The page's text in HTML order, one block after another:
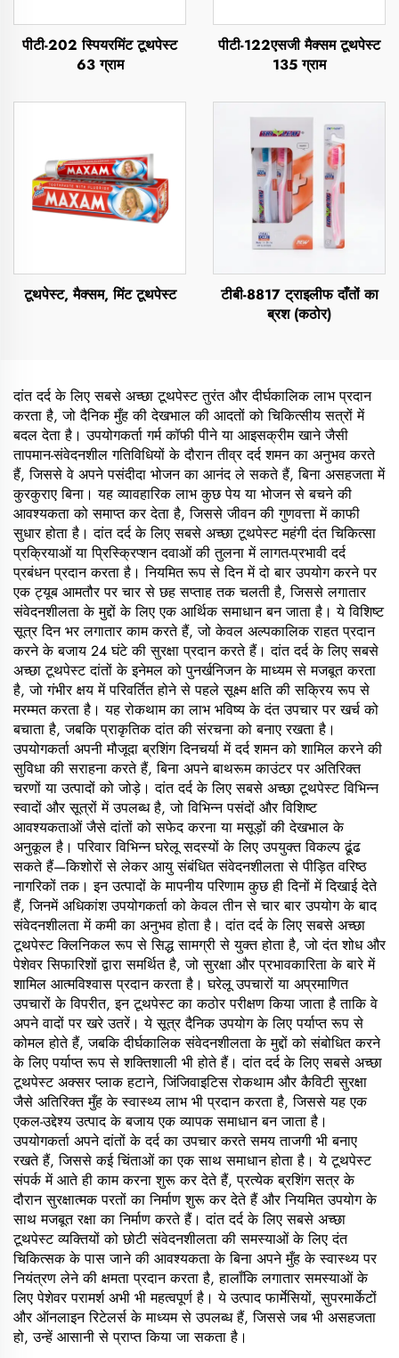
पीटी-202 स्पियरमिंट टूथपेस्ट
63 ग्राम
पीटी-122एसजी मैक्सम टूथपेस्ट
135 ग्राम
टूथपेस्ट, मैक्सम, मिंट टूथपेस्ट
टीबी-8817 ट्राइलीफ दाँतों का
ब्रश (कठोर)
दांत दर्द के लिए सबसे अच्छा टूथपेस्ट तुरंत और दीर्घकालिक लाभ प्रदान
करता है, जो दैनिक मुँह की देखभाल की आदतों को चिकित्सीय सत्रों में
बदल देता है। उपयोगकर्ता गर्म कॉफी पीने या आइसक्रीम खाने जैसी
तापमान-संवेदनशील गतिविधियों के दौरान तीव्र दर्द शमन का अनुभव करते
हैं, जिससे वे अपने पसंदीदा भोजन का आनंद ले सकते हैं, बिना असहजता में
कुरकुराए बिना। यह व्यावहारिक लाभ कुछ पेय या भोजन से बचने की
आवश्यकता को समाप्त कर देता है, जिससे जीवन की गुणवत्ता में काफी
सुधार होता है। दांत दर्द के लिए सबसे अच्छा टूथपेस्ट महंगी दंत चिकित्सा
प्रक्रियाओं या प्रिस्क्रिप्शन दवाओं की तुलना में लागत-प्रभावी दर्द
प्रबंधन प्रदान करता है। नियमित रूप से दिन में दो बार उपयोग करने पर
एक ट्यूब आमतौर पर चार से छह सप्ताह तक चलती है, जिससे लगातार
संवेदनशीलता के मुद्दों के लिए एक आर्थिक समाधान बन जाता है। ये विशिष्ट
सूत्र दिन भर लगातार काम करते हैं, जो केवल अल्पकालिक राहत प्रदान
करने के बजाय 24 घंटे की सुरक्षा प्रदान करते हैं। दांत दर्द के लिए सबसे
अच्छा टूथपेस्ट दांतों के इनेमल को पुनर्खनिजन के माध्यम से मजबूत करता
है, जो गंभीर क्षय में परिवर्तित होने से पहले सूक्ष्म क्षति की सक्रिय रूप से
मरम्मत करता है। यह रोकथाम का लाभ भविष्य के दंत उपचार पर खर्च को
बचाता है, जबकि प्राकृतिक दांत की संरचना को बनाए रखता है।
उपयोगकर्ता अपनी मौजूदा ब्रशिंग दिनचर्या में दर्द शमन को शामिल करने की
सुविधा की सराहना करते हैं, बिना अपने बाथरूम काउंटर पर अतिरिक्त
चरणों या उत्पादों को जोड़े। दांत दर्द के लिए सबसे अच्छा टूथपेस्ट विभिन्न
स्वादों और सूत्रों में उपलब्ध है, जो विभिन्न पसंदों और विशिष्ट
आवश्यकताओं जैसे दांतों को सफेद करना या मसूड़ों की देखभाल के
अनुकूल है। परिवार विभिन्न घरेलू सदस्यों के लिए उपयुक्त विकल्प ढूंढ
सकते हैं—किशोरों से लेकर आयु संबंधित संवेदनशीलता से पीड़ित वरिष्ठ
नागरिकों तक। इन उत्पादों के मापनीय परिणाम कुछ ही दिनों में दिखाई देते
हैं, जिनमें अधिकांश उपयोगकर्ता को केवल तीन से चार बार उपयोग के बाद
संवेदनशीलता में कमी का अनुभव होता है। दांत दर्द के लिए सबसे अच्छा
टूथपेस्ट क्लिनिकल रूप से सिद्ध सामग्री से युक्त होता है, जो दंत शोध और
पेशेवर सिफारिशों द्वारा समर्थित है, जो सुरक्षा और प्रभावकारिता के बारे में
शामिल आत्मविश्वास प्रदान करता है। घरेलू उपचारों या अप्रमाणित
उपचारों के विपरीत, इन टूथपेस्ट का कठोर परीक्षण किया जाता है ताकि वे
अपने वादों पर खरे उतरें। ये सूत्र दैनिक उपयोग के लिए पर्याप्त रूप से
कोमल होते हैं, जबकि दीर्घकालिक संवेदनशीलता के मुद्दों को संबोधित करने
के लिए पर्याप्त रूप से शक्तिशाली भी होते हैं। दांत दर्द के लिए सबसे अच्छा
टूथपेस्ट अक्सर प्लाक हटाने, जिंजिवाइटिस रोकथाम और कैविटी सुरक्षा
जैसे अतिरिक्त मुँह के स्वास्थ्य लाभ भी प्रदान करता है, जिससे यह एक
एकल-उद्देश्य उत्पाद के बजाय एक व्यापक समाधान बन जाता है।
उपयोगकर्ता अपने दांतों के दर्द का उपचार करते समय ताजगी भी बनाए
रखते हैं, जिससे कई चिंताओं का एक साथ समाधान होता है। ये टूथपेस्ट
संपर्क में आते ही काम करना शुरू कर देते हैं, प्रत्येक ब्रशिंग सत्र के
दौरान सुरक्षात्मक परतों का निर्माण शुरू कर देते हैं और नियमित उपयोग के
साथ मजबूत रक्षा का निर्माण करते हैं। दांत दर्द के लिए सबसे अच्छा
टूथपेस्ट व्यक्तियों को छोटी संवेदनशीलता की समस्याओं के लिए दंत
चिकित्सक के पास जाने की आवश्यकता के बिना अपने मुँह के स्वास्थ्य पर
नियंत्रण लेने की क्षमता प्रदान करता है, हालाँकि लगातार समस्याओं के
लिए पेशेवर परामर्श अभी भी महत्वपूर्ण है। ये उत्पाद फार्मेसियों, सुपरमार्केटों
और ऑनलाइन रिटेलर्स के माध्यम से उपलब्ध हैं, जिससे जब भी असहजता
हो, उन्हें आसानी से प्राप्त किया जा सकता है।